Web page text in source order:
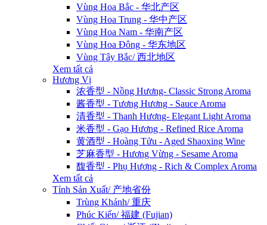
Vùng Hoa Bắc - 华北产区
Vùng Hoa Trung - 华中产区
Vùng Hoa Nam - 华南产区
Vùng Hoa Đông - 华东地区
Vùng Tây Bắc/ 西北地区
Xem tất cả
Hương Vị
浓香型 - Nồng Hương- Classic Strong Aroma
酱香型 - Tương Hương - Sauce Aroma
清香型 - Thanh Hương- Elegant Light Aroma
米香型 - Gạo Hương - Refined Rice Aroma
黄酒型 - Hoàng Tửu - Aged Shaoxing Wine
芝麻香型 - Hương Vừng - Sesame Aroma
馥香型 - Phụ Hương - Rich & Complex Aroma
Xem tất cả
Tỉnh Sản Xuất/ 产地省份
Trùng Khánh/ 重庆
Phúc Kiến/ 福建 (Fujian)